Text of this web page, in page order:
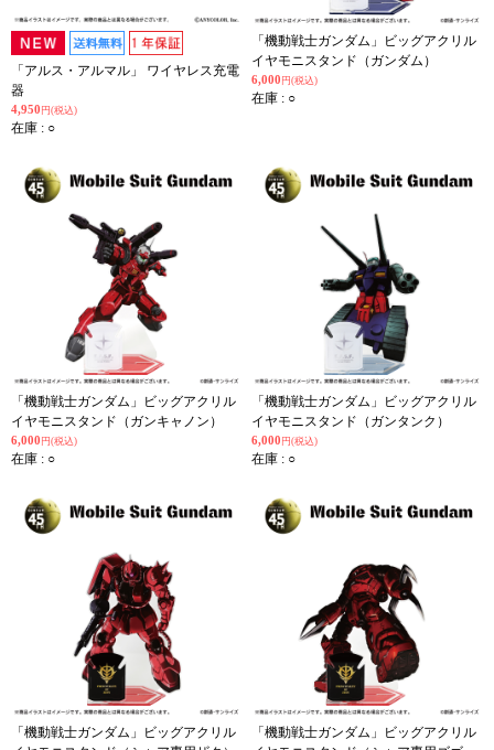
「アルス・アルマル」 ワイヤレス充電
器
4,950 円(税込)
在庫 : ○
「機動戦士ガンダム」ビッグアクリル
イヤモニスタンド（ガンダム）
6,000 円(税込)
在庫 : ○
「機動戦士ガンダム」ビッグアクリル
イヤモニスタンド（ガンキャノン）
6,000 円(税込)
在庫 : ○
「機動戦士ガンダム」ビッグアクリル
イヤモニスタンド（ガンタンク）
6,000 円(税込)
在庫 : ○
「機動戦士ガンダム」ビッグアクリル
「機動戦士ガンダム」ビッグアクリル